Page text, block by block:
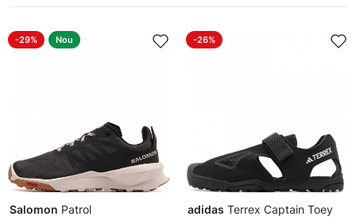
-29% Nou
Salomon Patrol
-26%
adidas Terrex Captain Toey